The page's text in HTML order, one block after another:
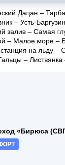
Дацан –
– Усть-Баргузин
залив – Самая
– Малое море –
на льду –
– Листвянка
«Бирюса